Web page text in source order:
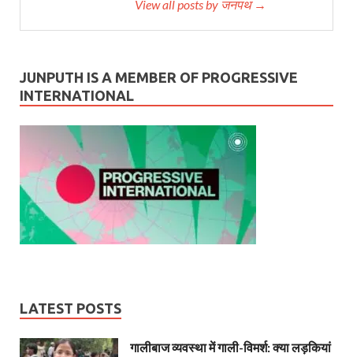
View all posts by जनपथ →
JUNPUTH IS A MEMBER OF PROGRESSIVE
INTERNATIONAL
LATEST POSTS
गालीबाज व्‍यवस्‍था में गाली-विमर्श: क्या लड़कियां